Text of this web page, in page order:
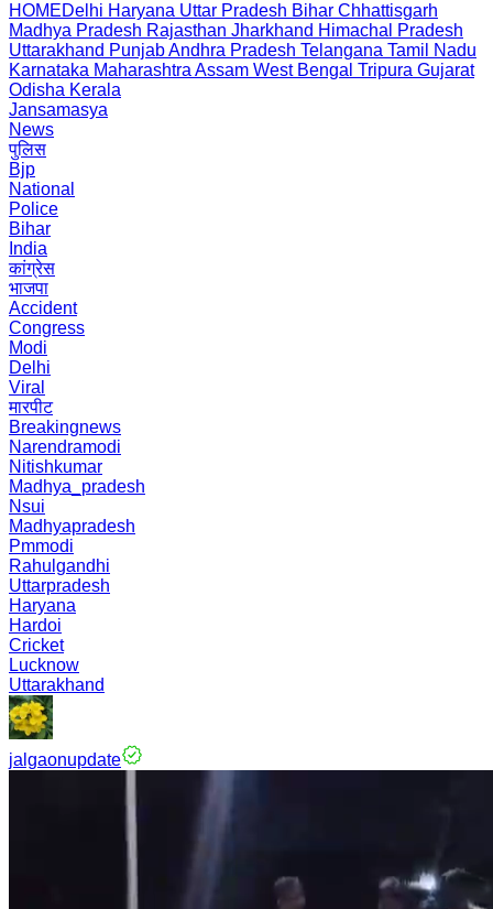
HOMEDelhi Haryana Uttar Pradesh Bihar Chhattisgarh
Madhya Pradesh Rajasthan Jharkhand Himachal Pradesh
Uttarakhand PunjabAndhra Pradesh Telangana Tamil Nadu
Karnataka Maharashtra Assam West Bengal Tripura Gujarat
Odisha Kerala
Jansamasya
News
पुलिस
Bjp
National
Police
Bihar
India
कांग्रेस
भाजपा
Accident
Congress
Modi
Delhi
Viral
मारपीट
Breakingnews
Narendramodi
Nitishkumar
Madhya_pradesh
Nsui
Madhyapradesh
Pmmodi
Rahulgandhi
Uttarpradesh
Haryana
Hardoi
Cricket
Lucknow
Uttarakhand
jalgaonupdate